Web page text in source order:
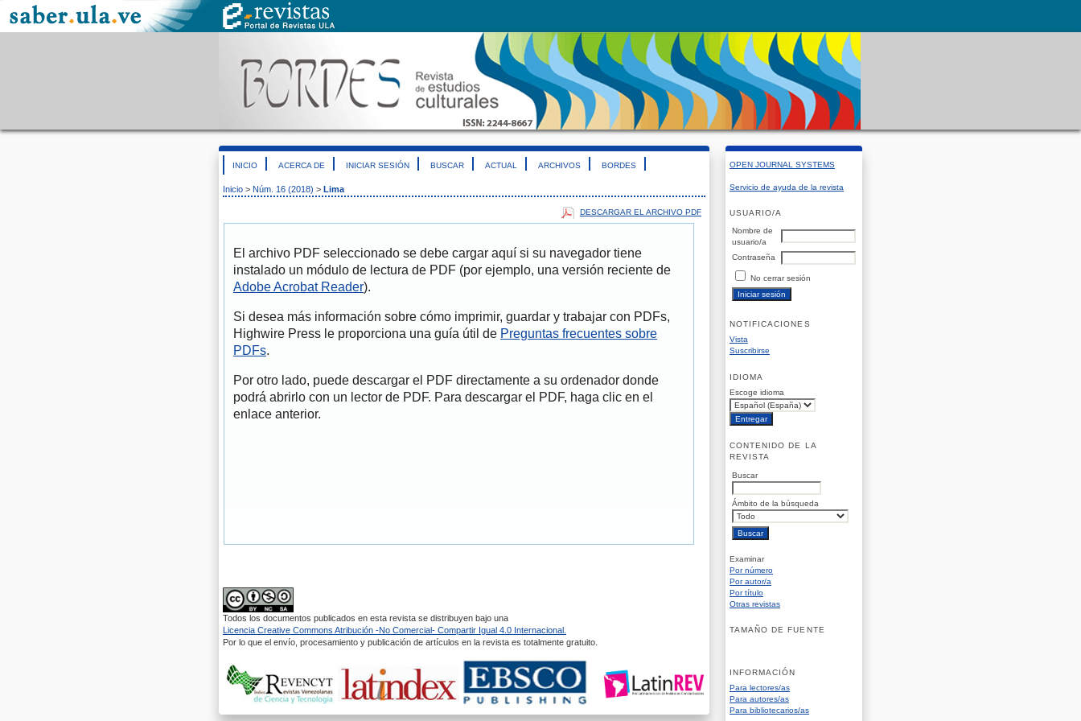
OPEN JOURNAL SYSTEMS
Servicio de ayuda de la revista
USUARIO/A
Nombre de
usuario/a
Contraseña
No cerrar sesión
NOTIFICACIONES
Vista
Suscribirse
IDIOMA
Escoge idioma
CONTENIDO DE LA
REVISTA
Buscar
Ámbito de la búsqueda
Examinar
Por número
Por autor/a
Por título
Otras revistas
TAMAÑO DE FUENTE
INFORMACIÓN
Para lectores/as
Para autores/as
Para bibliotecarios/as
INICIO ACERCA DE INICIAR SESIÓN BUSCAR ACTUAL ARCHIVOS BORDES
Inicio > Núm. 16 (2018) > Lima
DESCARGAR EL ARCHIVO PDF
El archivo PDF seleccionado se debe cargar aquí si su navegador tiene
instalado un módulo de lectura de PDF (por ejemplo, una versión reciente de
Adobe Acrobat Reader).
Si desea más información sobre cómo imprimir, guardar y trabajar con PDFs,
Highwire Press le proporciona una guía útil de Preguntas frecuentes sobre
PDFs.
Por otro lado, puede descargar el PDF directamente a su ordenador donde
podrá abrirlo con un lector de PDF. Para descargar el PDF, haga clic en el
enlace anterior.
Todos los documentos publicados en esta revista se distribuyen bajo una
Licencia Creative Commons Atribución -No Comercial- Compartir Igual 4.0 Internacional.
Por lo que el envío, procesamiento y publicación de artículos en la revista es totalmente gratuito.